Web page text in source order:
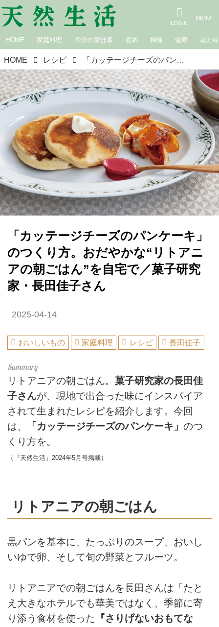
HOME 家庭料理 季節の家仕事 収納 掃除 健康 花と緑
HOME レシピ 「カッテージチーズのパンケーキ」のつくり方。おだやかな“リトアニアの朝ごはん”を自宅で／菓子研究家・長田佳子さん
「カッテージチーズのパンケーキ」
のつくり方。おだやかな“リトアニ
アの朝ごはん”を自宅で／菓子研究
家・長田佳子さん
2025-04-14
おいしいもの 家庭料理 レシピ 長田佳子
リトアニアの朝ごはん。 菓子研究家の長田佳
子さんが、現地で出合った味にインスパイア
されて生まれたレシピを紹介します。今回
は、
「カッテージチーズのパンケーキ」 のつ
くり方を。
（『天然生活』2024年5月号掲載）
リトアニアの朝ごはん
黒パンを基本に、たっぷりのスープ、おいし
いゆで卵、そして旬の野菜とフルーツ。
リトアニアでの朝ごはんを長田さんは「たと
え大きなホテルでも華美ではなく、季節に寄
り添う食材を使った 『さりげないおもてな